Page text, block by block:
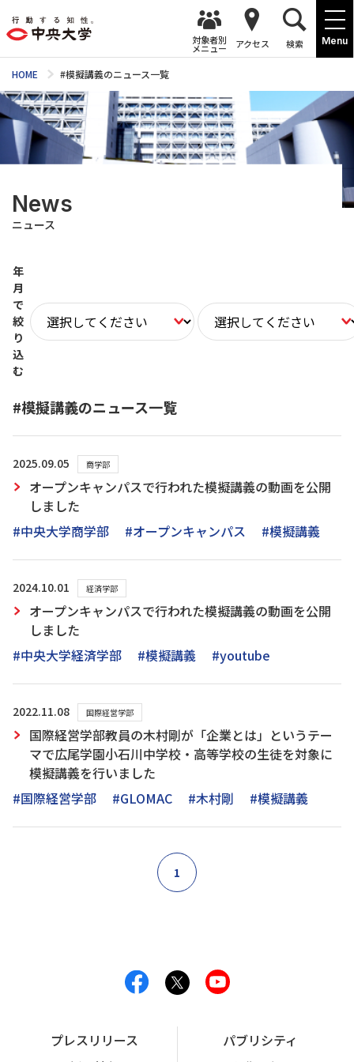
Menu
対象者別
メニュー アクセス 検索
HOME #模擬講義のニュース一覧
News
ニュース
年
月
で
絞
り
込
む
#模擬講義のニュース一覧
2025.09.05 商学部
オープンキャンパスで行われた模擬講義の動画を公開
しました
#中央大学商学部
#オープンキャンパス #模擬講義
2024.10.01 経済学部
オープンキャンパスで行われた模擬講義の動画を公開
しました
#中央大学経済学部
#模擬講義 #youtube
2022.11.08 国際経営学部
国際経営学部教員の木村剛が「企業とは」というテー
マで広尾学園小石川中学校・高等学校の生徒を対象に
模擬講義を行いました
#国際経営学部
#GLOMAC #木村剛 #模擬講義
1
プレスリリース
パブリシティ